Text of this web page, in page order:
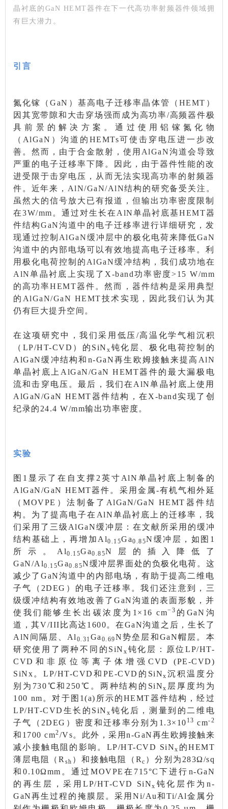
晶衬底的GaN HEMT器件在下一代高功率射频器件领域拥
有巨大潜力。
引言
氮化镓（GaN）基高电子迁移率晶体管（HEMT）
因其宽带隙和大击穿场强而成为高功率/高频器件极
具前景的解决方案。通过使用铝镓氮化物
（AlGaN）沟道的HEMTs可使击穿电压进一步改
善。 然而， 由于合金散射，使用AlGaN沟道会导致
严重的电子迁移率下降。因此，由于器件性能的改
进受限于击穿电压，从而无法实现高功率的射频器
件。近年来，AlN/GaN/AlN结构的研究备受关注。
虽然大的信号放大已有报道，但输出功率密度限制
在3W/mm。通过对生长在AlN单晶衬底基HEMT器
件结构GaN沟道中的电子迁移率进行详细研究，发
现通过控制AlGaN缓冲层中的极化电荷来降低GaN
沟道中的内部电场可以有效地提高电子迁移率。利
用极化电荷控制的AlGaN缓冲结构，我们成功地在
AlN单晶衬底上实现了X-band功率密度>15 W/mm
的高功率HEMT器件。然而，器件结构是采用典型
的AlGaN/GaN HEMT技术实现，因此我们认为其
仍有巨大提升空间。
在这项研究中，我们采用低压/高温化学气相沉积
（LP/HT-CVD）的SiN x 钝化层、极化电荷控制的
AlGaN缓冲结构和n-GaN再生欧姆接触来提高AlN
单晶衬底上AlGaN/GaN HEMT器件的最大漏极电
流和击穿电压。最后，我们在AlN单晶衬底上使用
AlGaN/GaN HEMT器件结构，在X-band实现了创
纪录的24.4 W/mm输出功率密度。
实验
图1显示了在自支撑2英寸AlN单晶衬底上制备的
AlGaN/GaN HEMT器件。采用金属-有机气相外延
（MOVPE）法制备了AlGaN/GaN HEMT器件结
构。为了提高电子在AlN单晶衬底上的迁移率，我
们采用了三级AlGaN缓冲层：在文献所采用的缓冲
结构基础上，再增加Al0.15Ga0.85N缓冲层，如图1
所示。Al0.15Ga0.85N层的插入降低了
GaN/Al0.15Ga0.85N缓冲层界面处的负极化电荷。这
减少了GaN沟道中的内部电场，有助于提高二维电
子气（2DEG）的电子迁移率。我们还注意到，三
级缓冲结构有效地改善了GaN沟道的表面形貌，并
使我们能够生长出碳浓度为1×16 cm−3 的GaN沟
道，其V/III比高达1600。在GaN沟道之后，生长了
AlN间隔层、Al 0.31 Ga 0.69N势垒层和GaN帽层。本
研究使用了两种不同的SiN x 钝化层：原位LP/HT-
CVD和非原位等离子体增强CVD (PE-CVD)
SiNx。LP/HT-CVD和PE-CVD的SiNx 沉积温度分
别为730℃和250℃。两种结构的SiNx 层厚度均为
100 nm。对于图1(a)所示的HEMT器件结构，经过
LP/HT-CVD生长的SiN x 钝化后，测量到的二维电
子气（2DEG）密度和迁移率分别为1.3×10 13 cm-2
和1700 cm2/Vs。此外，采用n-GaN再生欧姆接触来
减小接触电阻的影响。LP/HT-CVD SiNx 的HEMT
薄层电阻（R sh ）和接触电阻（Rc ）分别为283Ω/sq
和0.10Ωmm。通过MOVPE在715°C下进行n-GaN
的再生层，采用LP/HT-CVD SiNx 钝化层作为n-
GaN再生过程的掩膜层。采用Ni/Au和Ti/Al金属分